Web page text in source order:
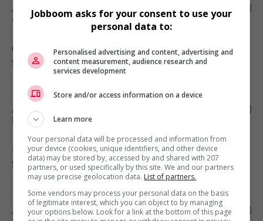
Administrateur des opérations /
operations administrator
Cowansville, QC
Soutien administratif
Adjoint(e) administratif(ve) - brossard -
hybride
Brossard, QC
Soutien administratif
Adjoint(e) administratif(ve) à la
Jobboom asks for your consent to use your
personal data to:
Personalised advertising and content, advertising and
content measurement, audience research and
services development
Store and/or access information on a device
Learn more
Your personal data will be processed and information from
your device (cookies, unique identifiers, and other device
data) may be stored by, accessed by and shared with 207
partners, or used specifically by this site. We and our partners
may use precise geolocation data. List of partners.
Some vendors may process your personal data on the basis
of legitimate interest, which you can object to by managing
your options below. Look for a link at the bottom of this page